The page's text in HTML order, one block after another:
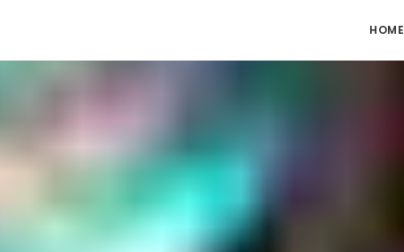
HOME